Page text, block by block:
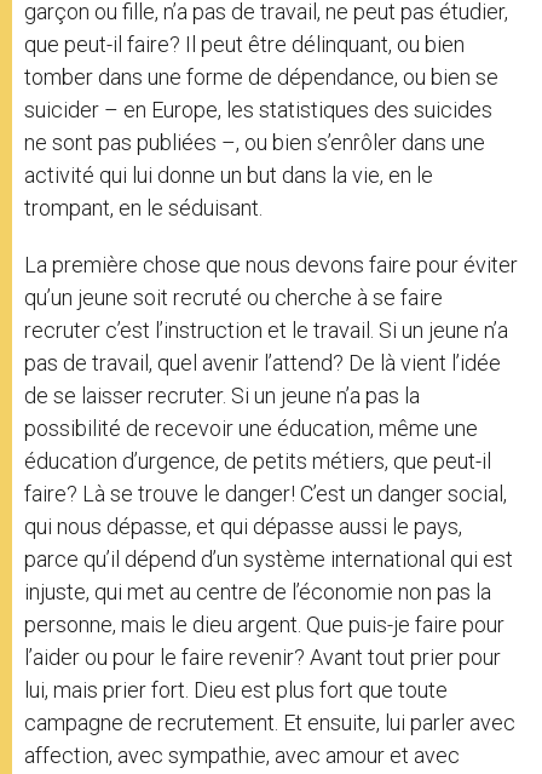
garçon ou fille, n’a pas de travail, ne peut pas étudier,
que peut-il faire? Il peut être délinquant, ou bien
tomber dans une forme de dépendance, ou bien se
suicider – en Europe, les statistiques des suicides
ne sont pas publiées –, ou bien s’enrôler dans une
activité qui lui donne un but dans la vie, en le
trompant, en le séduisant.
La première chose que nous devons faire pour éviter
qu’un jeune soit recruté ou cherche à se faire
recruter c’est l’instruction et le travail. Si un jeune n’a
pas de travail, quel avenir l’attend? De là vient l’idée
de se laisser recruter. Si un jeune n’a pas la
possibilité de recevoir une éducation, même une
éducation d’urgence, de petits métiers, que peut-il
faire? Là se trouve le danger! C’est un danger social,
qui nous dépasse, et qui dépasse aussi le pays,
parce qu’il dépend d’un système international qui est
injuste, qui met au centre de l’économie non pas la
personne, mais le dieu argent. Que puis-je faire pour
l’aider ou pour le faire revenir? Avant tout prier pour
lui, mais prier fort. Dieu est plus fort que toute
campagne de recrutement. Et ensuite, lui parler avec
affection, avec sympathie, avec amour et avec